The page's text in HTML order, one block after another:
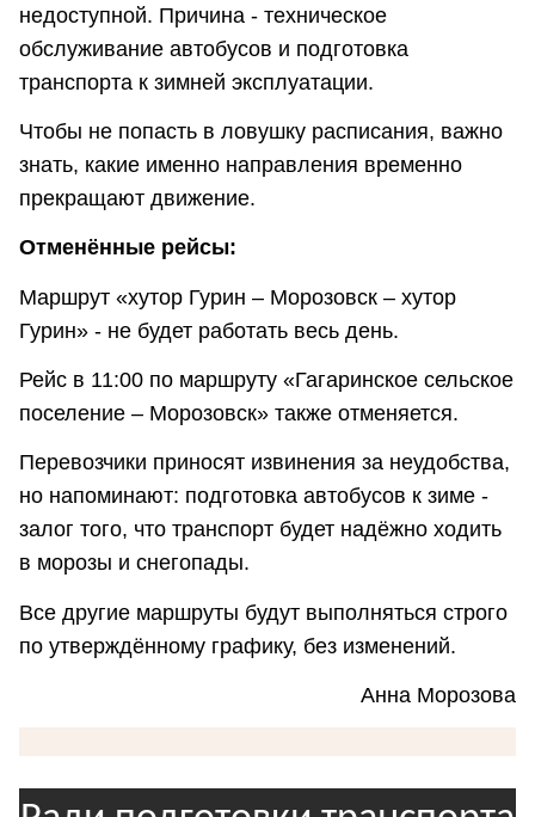
недоступной. Причина - техническое
обслуживание автобусов и подготовка
транспорта к зимней эксплуатации.
Чтобы не попасть в ловушку расписания, важно
знать, какие именно направления временно
прекращают движение.
Отменённые рейсы:
Маршрут «хутор Гурин – Морозовск – хутор
Гурин» - не будет работать весь день.
Рейс в 11:00 по маршруту «Гагаринское сельское
поселение – Морозовск» также отменяется.
Перевозчики приносят извинения за неудобства,
но напоминают: подготовка автобусов к зиме -
залог того, что транспорт будет надёжно ходить
в морозы и снегопады.
Все другие маршруты будут выполняться строго
по утверждённому графику, без изменений.
Анна Морозова